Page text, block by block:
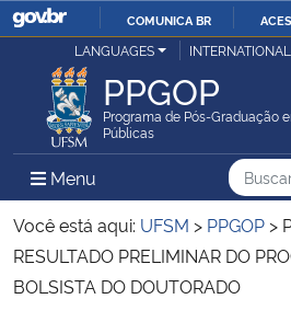
IR
O
COMUNICA BR
Ministério da Justiça e Segurança Pública
Ministério da Defesa
Ministério das Relações Exteriores
Ministério da Economia
LANGUAGES INTERNATIONAL
PPGOP
Programa de Pós-Graduação
Públicas
Menu Menu Principal do Sítio
Busca
Busca:
Você está aqui: UFSM > PPGOP >
RESULTADO PRELIMINAR DO
BOLSISTA DO DOUTORADO